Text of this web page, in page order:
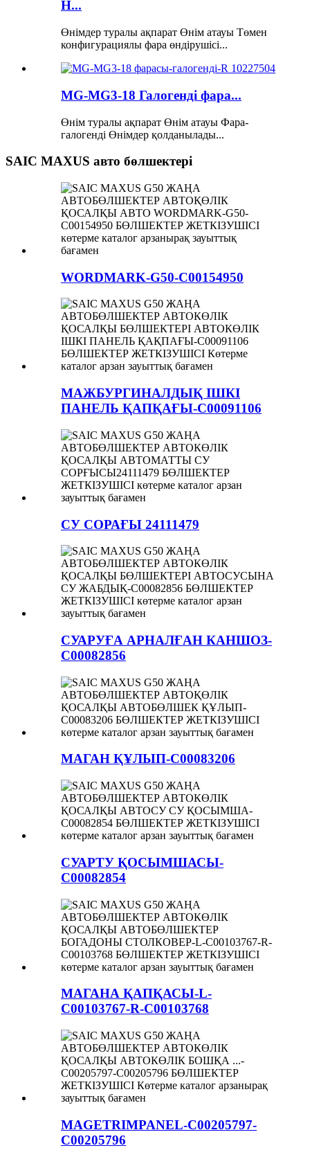
H...
Өнімдер туралы ақпарат Өнім атауы Төмен
конфигурациялы фара өндірушісі...
MG-MG3-18 Галогенді фара...
Өнім туралы ақпарат Өнім атауы Фара-
галогенді Өнімдер қолданылады...
SAIC MAXUS авто бөлшектері
WORDMARK-G50-C00154950
МАЖБУРГИНАЛДЫҚ ІШКІ
ПАНЕЛЬ ҚАПҚАҒЫ-C00091106
СУ СОРАҒЫ 24111479
СУАРУҒА АРНАЛҒАН КАНШОЗ-
C00082856
МАГАН ҚҰЛЫП-C00083206
СУАРТУ ҚОСЫМШАСЫ-
C00082854
МАГАНА ҚАПҚАСЫ-L-
C00103767-R-C00103768
MAGETRIMPANEL-C00205797-
C00205796